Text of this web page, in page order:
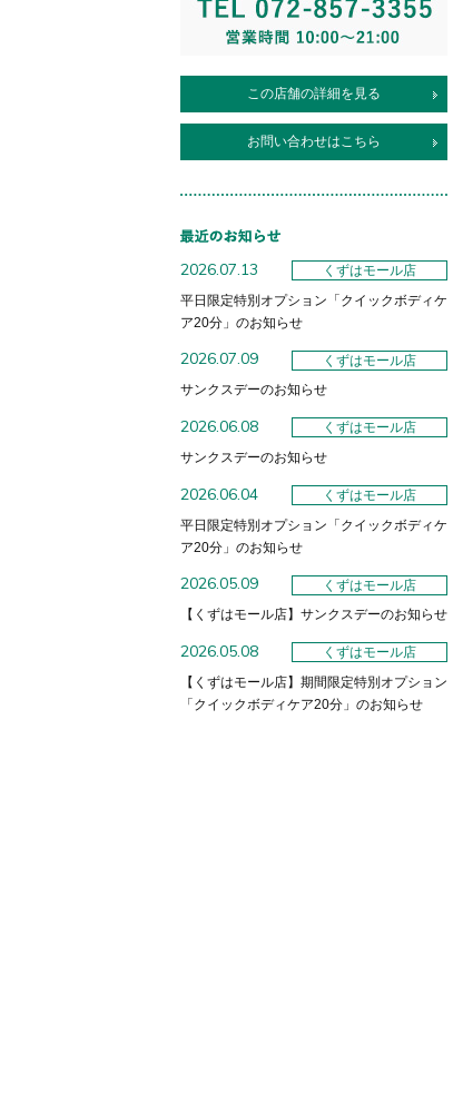
この店舗の詳細を見る
お問い合わせはこちら
2026.07.13
くずはモール店
平日限定特別オプション「クイックボディケ
ア20分」のお知らせ
2026.07.09
くずはモール店
サンクスデーのお知らせ
2026.06.08
くずはモール店
サンクスデーのお知らせ
2026.06.04
くずはモール店
平日限定特別オプション「クイックボディケ
ア20分」のお知らせ
2026.05.09
くずはモール店
【くずはモール店】サンクスデーのお知らせ
2026.05.08
くずはモール店
【くずはモール店】期間限定特別オプション
「クイックボディケア20分」のお知らせ